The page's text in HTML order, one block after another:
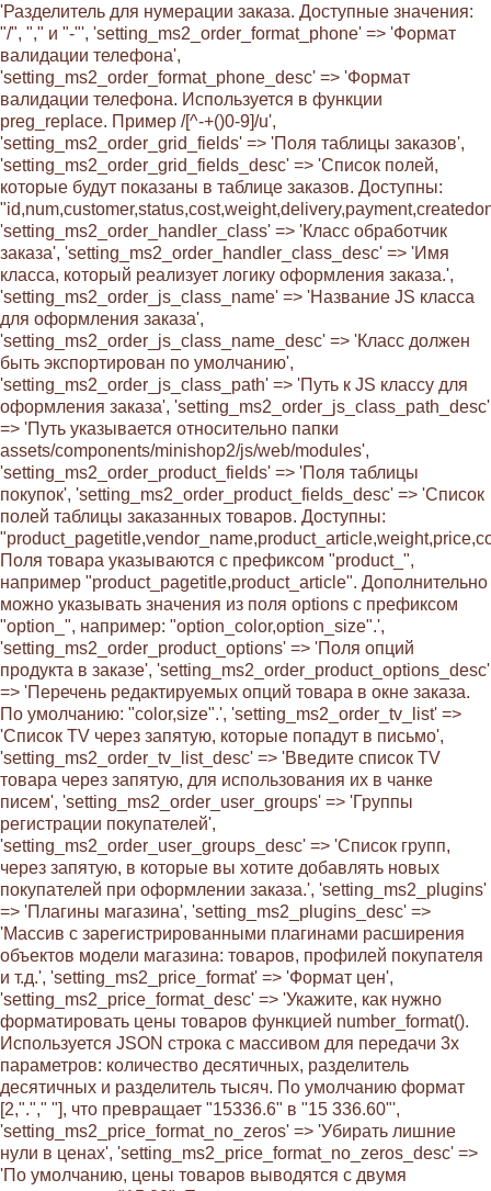
'Разделитель для нумерации заказа. Доступные значения:
"/", "," и "-"', 'setting_ms2_order_format_phone' => 'Формат
валидации телефона',
'setting_ms2_order_format_phone_desc' => 'Формат
валидации телефона. Используется в функции
preg_replace. Пример /[^-+()0-9]/u',
'setting_ms2_order_grid_fields' => 'Поля таблицы заказов',
'setting_ms2_order_grid_fields_desc' => 'Список полей,
которые будут показаны в таблице заказов. Доступны:
'setting_ms2_order_handler_class' => 'Класс обработчик
заказа', 'setting_ms2_order_handler_class_desc' => 'Имя
класса, который реализует логику оформления заказа.',
'setting_ms2_order_js_class_name' => 'Название JS класса
для оформления заказа',
'setting_ms2_order_js_class_name_desc' => 'Класс должен
быть экспортирован по умолчанию',
'setting_ms2_order_js_class_path' => 'Путь к JS классу для
оформления заказа', 'setting_ms2_order_js_class_path_desc'
=> 'Путь указывается относительно папки
assets/components/minishop2/js/web/modules',
'setting_ms2_order_product_fields' => 'Поля таблицы
покупок', 'setting_ms2_order_product_fields_desc' => 'Список
полей таблицы заказанных товаров. Доступны:
Поля товара указываются с префиксом "product_",
например "product_pagetitle,product_article". Дополнительно
можно указывать значения из поля options с префиксом
"option_", например: "option_color,option_size".',
'setting_ms2_order_product_options' => 'Поля опций
продукта в заказе', 'setting_ms2_order_product_options_desc'
=> 'Перечень редактируемых опций товара в окне заказа.
По умолчанию: "color,size".', 'setting_ms2_order_tv_list' =>
'Список TV через запятую, которые попадут в письмо',
'setting_ms2_order_tv_list_desc' => 'Введите список TV
товара через запятую, для использования их в чанке
писем', 'setting_ms2_order_user_groups' => 'Группы
регистрации покупателей',
'setting_ms2_order_user_groups_desc' => 'Список групп,
через запятую, в которые вы хотите добавлять новых
покупателей при оформлении заказа.', 'setting_ms2_plugins'
=> 'Плагины магазина', 'setting_ms2_plugins_desc' =>
'Массив с зарегистрированными плагинами расширения
объектов модели магазина: товаров, профилей покупателя
и т.д.', 'setting_ms2_price_format' => 'Формат цен',
'setting_ms2_price_format_desc' => 'Укажите, как нужно
форматировать цены товаров функцией number_format().
Используется JSON строка с массивом для передачи 3х
параметров: количество десятичных, разделитель
десятичных и разделитель тысяч. По умолчанию формат
[2,"."," "], что превращает "15336.6" в "15 336.60"',
'setting_ms2_price_format_no_zeros' => 'Убирать лишние
нули в ценах', 'setting_ms2_price_format_no_zeros_desc' =>
'По умолчанию, цены товаров выводятся с двумя